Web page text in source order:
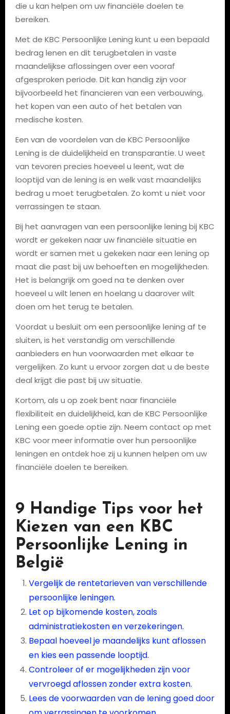
die u kan helpen om uw financiële doelen te
bereiken.
Met de KBC Persoonlijke Lening kunt u een bepaald
bedrag lenen en dit terugbetalen in vaste
maandelijkse aflossingen over een vooraf
afgesproken periode. Dit kan handig zijn voor
bijvoorbeeld het financieren van een verbouwing,
het kopen van een auto of het betalen van
medische kosten.
Een van de voordelen van de KBC Persoonlijke
Lening is de duidelijkheid en transparantie. U weet
van tevoren precies hoeveel u leent, wat de
looptijd van de lening is en welk vast maandelijks
bedrag u moet terugbetalen. Zo komt u niet voor
verrassingen te staan.
Bij het aanvragen van een persoonlijke lening bij KBC
wordt er gekeken naar uw financiële situatie en
wordt er samen met u gekeken naar een lening op
maat die past bij uw behoeften en mogelijkheden.
Het is belangrijk om goed na te denken over
hoeveel u wilt lenen en hoelang u daarover wilt
doen om het terug te betalen.
Voordat u besluit om een persoonlijke lening af te
sluiten, is het verstandig om verschillende
aanbieders en hun voorwaarden met elkaar te
vergelijken. Zo kunt u ervoor zorgen dat u de beste
deal krijgt die past bij uw situatie.
Kortom, als u op zoek bent naar financiële
flexibiliteit en duidelijkheid, kan de KBC Persoonlijke
Lening een goede optie zijn. Neem contact op met
KBC voor meer informatie over hun persoonlijke
leningen en ontdek hoe zij u kunnen helpen om uw
financiële doelen te bereiken.
9 Handige Tips voor het
Kiezen van een KBC
Persoonlijke Lening in
België
Vergelijk de rentetarieven van verschillende
persoonlijke leningen.
Let op bijkomende kosten, zoals
administratiekosten en verzekeringen.
Bepaal hoeveel je maandelijks kunt aflossen
en kies een passende looptijd.
Controleer of er mogelijkheden zijn voor
vervroegd aflossen zonder extra kosten.
Lees de voorwaarden van de lening goed door